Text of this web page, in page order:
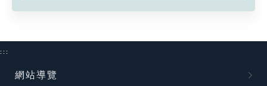
:::
網站導覽